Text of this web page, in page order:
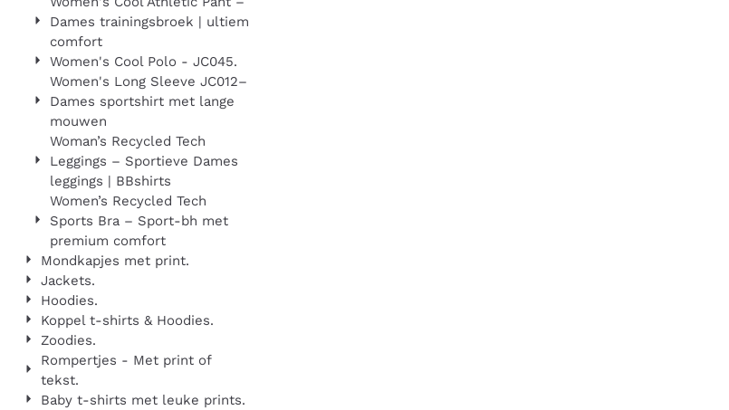
Dames trainingsbroek | ultiem
comfort
Women's Cool Polo - JC045.
Women's Long Sleeve JC012–
Dames sportshirt met lange
mouwen
Woman’s Recycled Tech
Leggings – Sportieve Dames
leggings | BBshirts
Women’s Recycled Tech
Sports Bra – Sport-bh met
premium comfort
Mondkapjes met print.
Jackets.
Hoodies.
Koppel t-shirts & Hoodies.
Zoodies.
Rompertjes - Met print of
tekst.
Baby t-shirts met leuke prints.